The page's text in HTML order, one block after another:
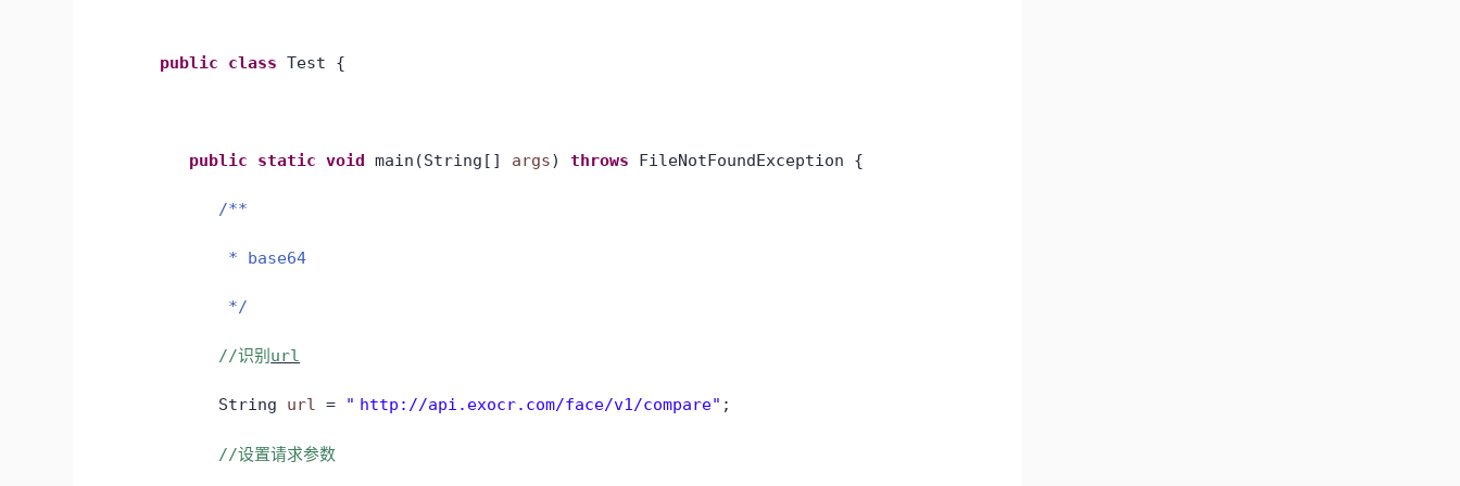
public class Test {
public static void main(String[] args)throws FileNotFoundException {
/**
* base64
*/
//识别 url
String url = " http://api.exocr.com/face/v1/compare" ;
//设置请求参数